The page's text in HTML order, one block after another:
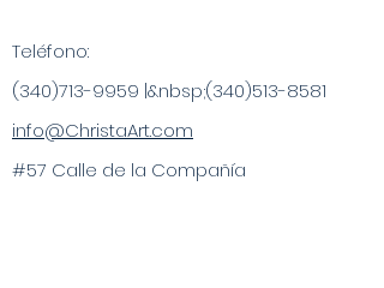
Teléfono:
(340)713-9959 |&nbsp;(340)513-8581
info@ChristaArt.com
#57 Calle de la Compañía